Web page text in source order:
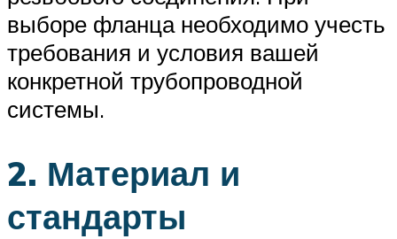
выборе фланца необходимо учесть
требования и условия вашей
конкретной трубопроводной
системы.
2. Материал и
стандарты